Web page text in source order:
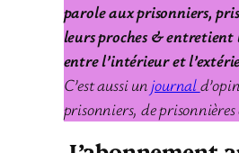
parole aux prisonniers,
leurs proches &
entre l’intérieur et
C’est aussi un journal
prisonniers, de prisonnières